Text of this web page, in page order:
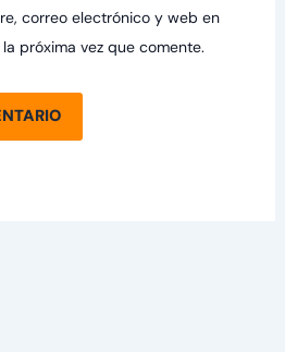
correo electrónico y web en
próxima vez que comente.